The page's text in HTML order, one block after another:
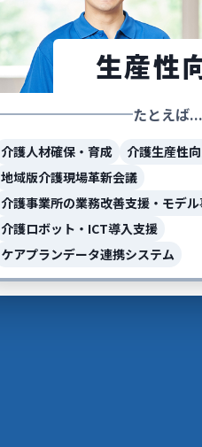
生産性
たとえば...
介護人材確保・育成
介護生産性
地域版介護現場革新会議
介護事業所の業務改善支援・モデ
介護ロボット・ICT導入支援
ケアプランデータ連携システム